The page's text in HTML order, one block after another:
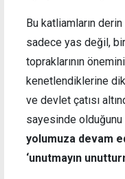
Bu katliamların derin
sadece yas değil,
topraklarının
kenetlendiklerine
ve devlet çatısı
sayesinde
yolumuza devam
‘unutmayın